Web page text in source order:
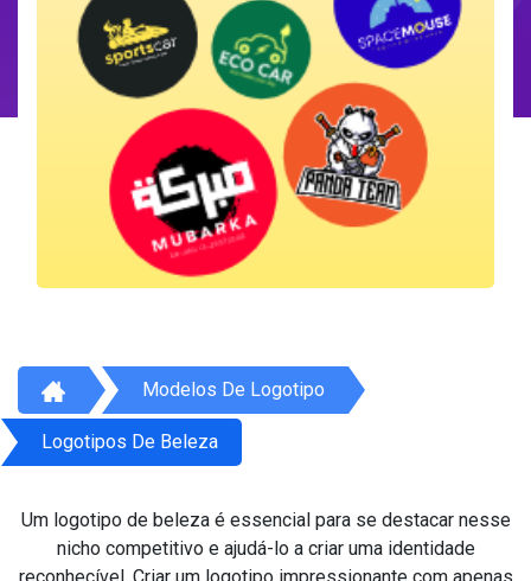
Modelos De Logotipo
Logotipos De Beleza
Um logotipo de beleza é essencial para se destacar nesse
nicho competitivo e ajudá-lo a criar uma identidade